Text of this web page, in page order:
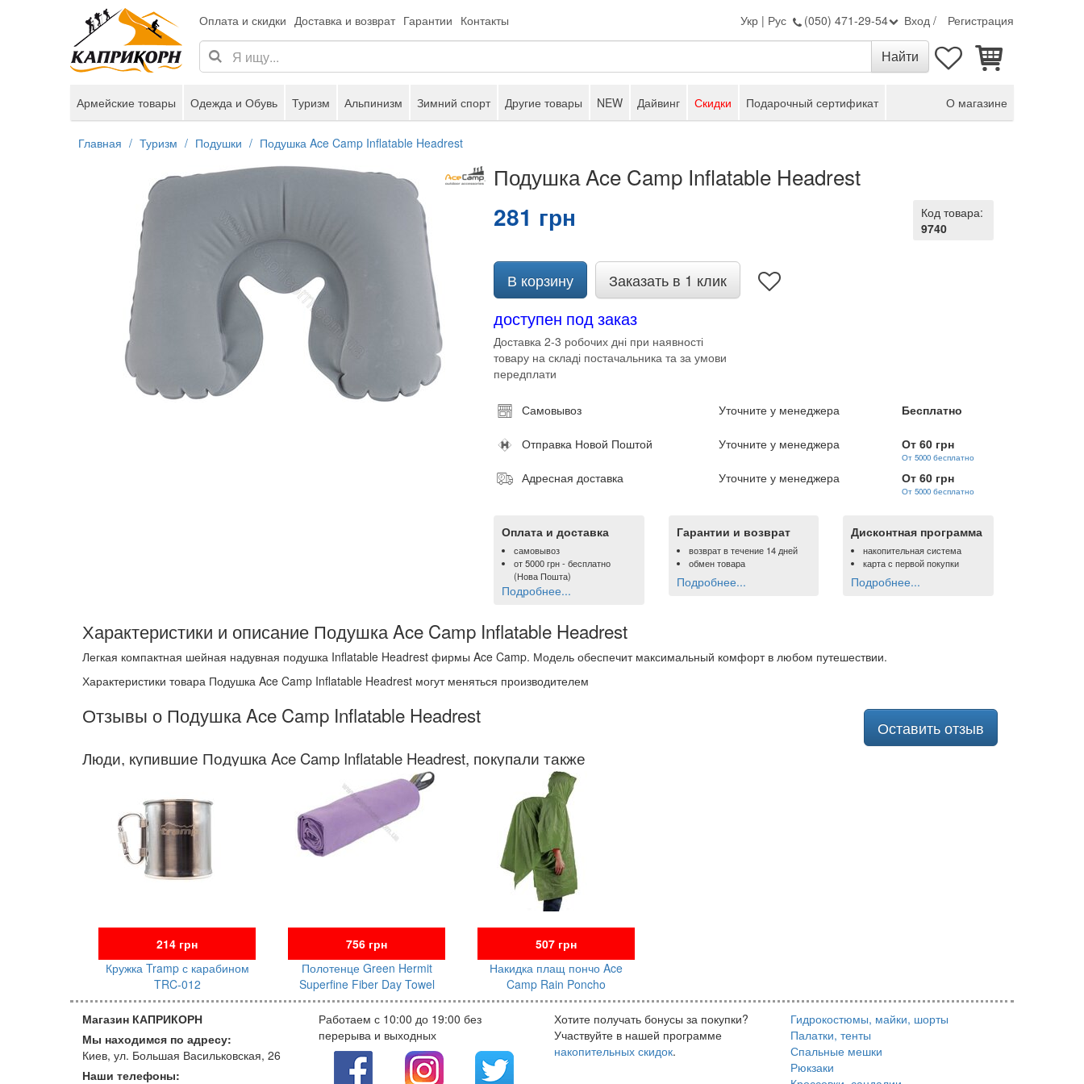
Оплата и скидки Доставка и возврат Гарантии Контакты Укр | Рус (050) 471-29-54 Вход / Регистрация
Армейские товары Одежда и Обувь Туризм Альпинизм Зимний спорт Другие товары NEW Дайвинг Скидки Подарочный сертификат О магазине
Главная Туризм Подушки Подушка Ace Camp Inflatable Headrest
Подушка Ace Camp Inflatable Headrest
Код товара:
9740
281 грн
В корзину Заказать в 1 клик
доступен под заказ
Доставка 2-3 робочих дні при наявності
товару на складі постачальника та за умови
передплати
Самовывоз Уточните у менеджера Бесплатно
Отправка Новой Поштой Уточните у менеджера От 60 грн
От 5000 бесплатно
Адресная доставка Уточните у менеджера От 60 грн
От 5000 бесплатно
Оплата и доставка
самовывоз
от5000 грн- бесплатно
(Нова Пошта)
Подробнее...
Гарантии и возврат
возврат в течение 14 дней
обмен товара
Подробнее...
Дисконтная программа
накопительная система
карта с первой покупки
Подробнее...
Характеристики и описание Подушка Ace Camp Inflatable Headrest
Легкая компактная шейная надувная подушка Inflatable Headrest фирмы Ace Camp. Модель обеспечит максимальный комфорт в любом путешествии.
Характеристики товара Подушка Ace Camp Inflatable Headrest могут меняться производителем
Оставить отзыв
Отзывы о Подушка Ace Camp Inflatable Headrest
Люди, купившие Подушка Ace Camp Inflatable Headrest, покупали также
214 грн
Кружка Tramp с карабином
TRC-012
756 грн
Полотенце Green Hermit
Superfine Fiber Day Towel
507 грн
Накидка плащ пончо Ace
Camp Rain Poncho
Магазин КАПРИКОРН
Мы находимся по адресу:
Киев, ул. Большая Васильковская, 26
Наши телефоны:
Работаем с 10:00 до 19:00 без
перерыва и выходных
Хотите получать бонусы за покупки?
Участвуйте в нашей программе
накопительных скидок.
Гидрокостюмы, майки, шорты
Палатки, тенты
Спальные мешки
Рюкзаки